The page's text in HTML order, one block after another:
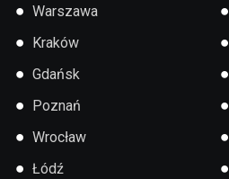
● Warszawa
● Kraków
● Gdańsk
● Poznań
● Wrocław
● Łódź
●
●
●
●
●
●